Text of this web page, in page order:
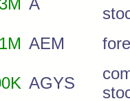
A
AEM
AGYS